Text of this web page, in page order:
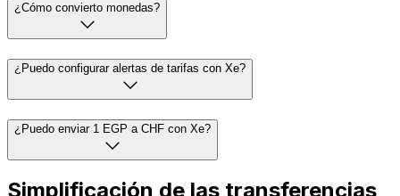
¿Cómo convierto monedas?
¿Puedo configurar alertas de tarifas con Xe?
¿Puedo enviar 1 EGP a CHF con Xe?
Simplificación de las transferencias